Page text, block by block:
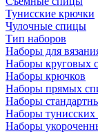
Тунисские крючки
Чулочные спицы
Тип наборов
Наборы для
Наборы круговых
Наборы крючков
Наборы прямых
Наборы
Наборы тунисских
Наборы